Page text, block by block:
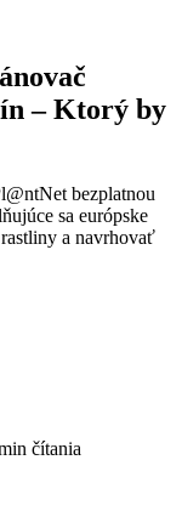
– Ktorý by
bezplatnou
sa európske
a navrhovať
čítania